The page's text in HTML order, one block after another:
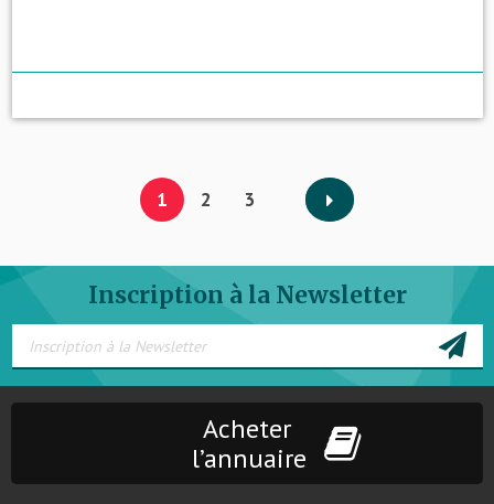
1 2 3
Inscription à la Newsletter
Acheter
l’annuaire